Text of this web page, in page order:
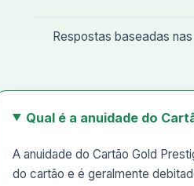
Respostas baseadas
Qual é a anuidade do
A anuidade do Cartão Gold
do cartão e é geralmente